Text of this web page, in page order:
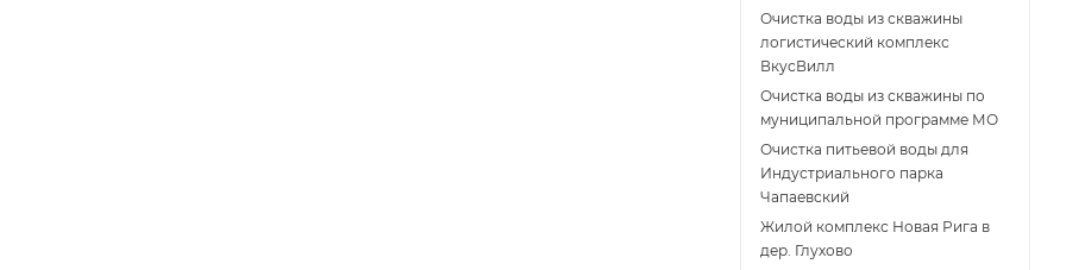
Очистка воды из скважины
логистический комплекс
ВкусВилл
Очистка воды из скважины по
муниципальной программе МО
Очистка питьевой воды для
Индустриального парка
Чапаевский
Жилой комплекс Новая Рига в
дер. Глухово